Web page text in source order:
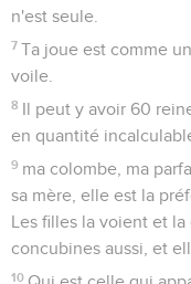
n'est seule.
7 Ta joue est comme
voile.
8 Il peut y avoir 60
en quantité
9 ma colombe, ma
sa mère, elle est la
Les filles la voient et
concubines aussi, et
10